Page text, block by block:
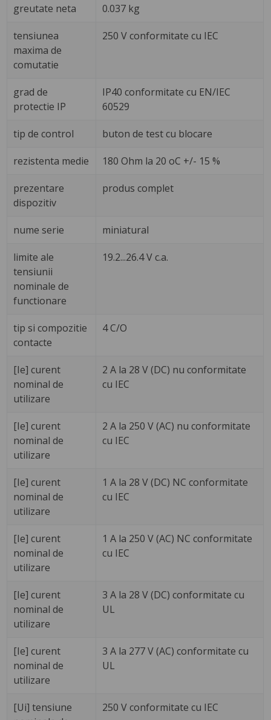
greutate neta 0.037 kg
tensiunea
maxima de
comutatie
250 V conformitate cu IEC
grad de
protectie IP
IP40 conformitate cu EN/IEC
60529
tip de control buton de test cu blocare
rezistenta medie 180 Ohm la 20 oC +/- 15 %
prezentare
dispozitiv
produs complet
nume serie miniatural
limite ale
tensiunii
nominale de
functionare
19.2...26.4 V c.a.
tip si compozitie
contacte
4 C/O
[Ie] curent
nominal de
utilizare
2 A la 28 V (DC) nu conformitate
cu IEC
[Ie] curent
nominal de
utilizare
2 A la 250 V (AC) nu conformitate
cu IEC
[Ie] curent
nominal de
utilizare
1 A la 28 V (DC) NC conformitate
cu IEC
[Ie] curent
nominal de
utilizare
1 A la 250 V (AC) NC conformitate
cu IEC
[Ie] curent
nominal de
utilizare
3 A la 28 V (DC) conformitate cu
UL
[Ie] curent
nominal de
utilizare
3 A la 277 V (AC) conformitate cu
UL
[Ui] tensiune
250 V conformitate cu IEC